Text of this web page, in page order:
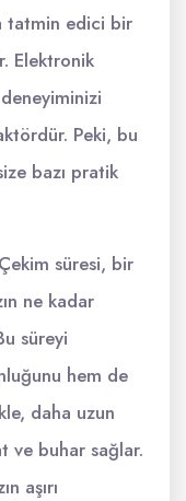
tatmin edici bir
Elektronik
Peki, bu
bazı pratik
süresi, bir
ne kadar
süreyi
hem de
daha uzun
ve buhar sağlar.
aşırı